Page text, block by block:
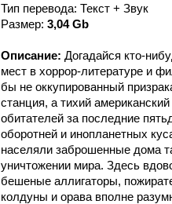
Тип перевода: Текст + Звук
Размер: 3,04 Gb
Описание: Догадайся кто-
мест в хоррор-литературе и
бы не оккупированный
станция, а тихий
обитателей за последние
оборотней и инопланетных
населяли заброшенные дома
уничтожении мира. Здесь
бешеные аллигаторы,
колдуны и орава вполне